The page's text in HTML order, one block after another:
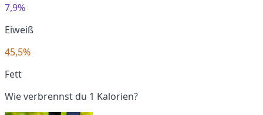
7,9%
Eiweiß
45,5%
Fett
Wie verbrennst du 1 Kalorien?